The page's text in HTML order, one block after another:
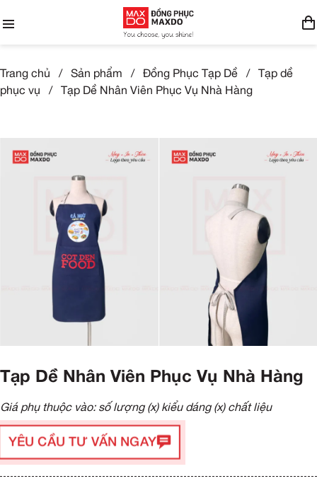
Trang chủ / Sản phẩm / Đồng Phục Tạp Dề /
Tạp dề
phục vụ
/ Tạp Dề Nhân Viên Phục Vụ Nhà Hàng
Tạp Dề Nhân Viên Phục Vụ Nhà Hàng
Giá phụ thuộc vào: số lượng (x) kiểu dáng (x) chất liệu
YÊU CẦU TƯ VẤN NGAY